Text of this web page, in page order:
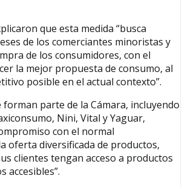
que esta medida “busca
de los comerciantes minoristas y
de los consumidores, con el
la mejor propuesta de consumo, al
posible en el actual contexto”.
forman parte de la Cámara, incluyendo
Nini, Vital y Yaguar,
con el normal
oferta diversificada de productos,
clientes tengan acceso a productos
accesibles”.